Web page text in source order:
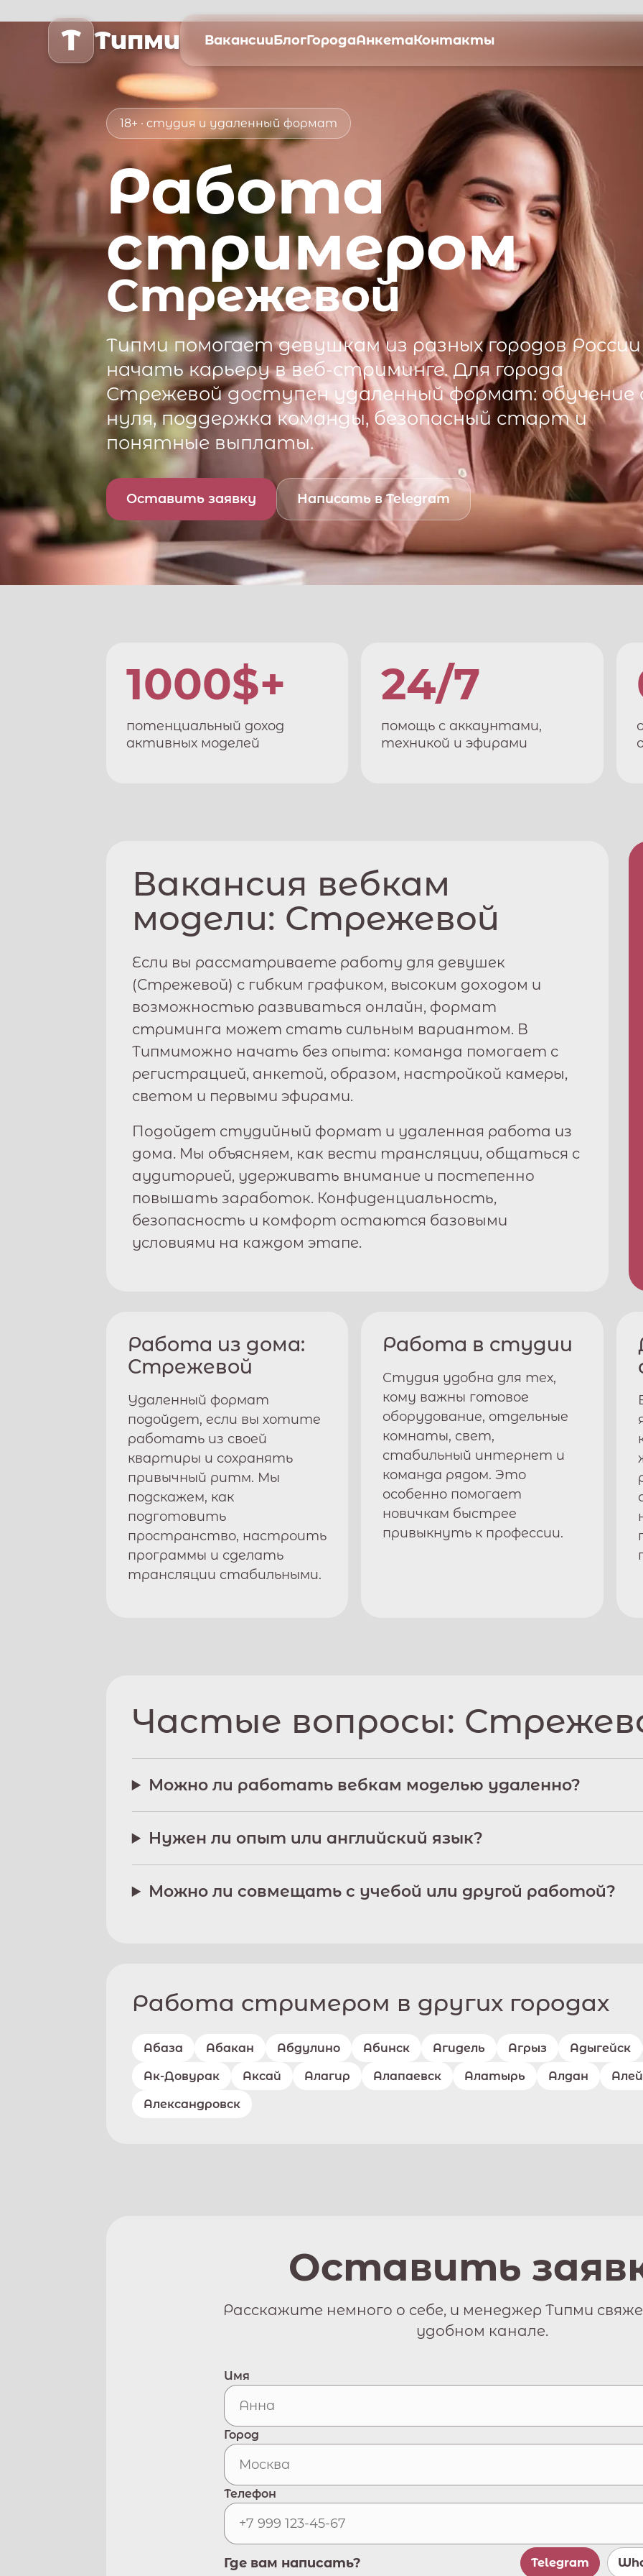
T Типми ВакансииБлогГородаАнкетаКонтакты
18+ · студия и удаленный формат
Работа
стримером
Стрежевой
Типмипомогает девушкам из разных городов России
начать карьеру в веб-стриминге. Для города
Стрежевойдоступен удаленный формат: обучение
нуля, поддержка команды, безопасный старт и
понятные выплаты.
Оставить заявку Написать в Telegram
1000$+
потенциальный доход
активных моделей
24/7
помощь с аккаунтами,
техникой и эфирами
Вакансия вебкам
модели: Стрежевой
Если вы рассматриваете работу для девушек
(Стрежевой) с гибким графиком, высоким доходом и
возможностью развиваться онлайн, формат
стриминга может стать сильным вариантом. В
Типмиможно начать без опыта: команда помогает с
регистрацией, анкетой, образом, настройкой камеры,
светом и первыми эфирами.
Подойдет студийный формат и удаленная работа из
дома. Мы объясняем, как вести трансляции, общаться с
аудиторией, удерживать внимание и постепенно
повышать заработок. Конфиденциальность,
безопасность и комфорт остаются базовыми
условиями на каждом этапе.
Работа из дома:
Стрежевой
Удаленный формат
подойдет, если вы хотите
работать из своей
квартиры и сохранять
привычный ритм. Мы
подскажем, как
подготовить
пространство, настроить
программы и сделать
трансляции стабильными.
Работа в студии
Студия удобна для тех,
кому важны готовое
оборудование, отдельные
комнаты, свет,
стабильный интернет и
команда рядом. Это
особенно помогает
новичкам быстрее
привыкнуть к профессии.
Частые вопросы:
Можно ли работать вебкам моделью удаленно?
Нужен ли опыт или английский язык?
Можно ли совмещать с учебой или другой работой?
Работа стримером в других городах
Абаза Абакан Абдулино Абинск Агидель Агрыз Адыгейск
Ак-Довурак Аксай Алагир Алапаевск Алатырь Алдан
Александровск
Оставить
Расскажите немного о себе, и менеджер Типми
удобном канале.
Имя
Город
Телефон
Где вам написать? Telegram